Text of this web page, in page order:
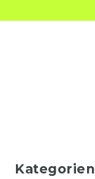
Kategorien